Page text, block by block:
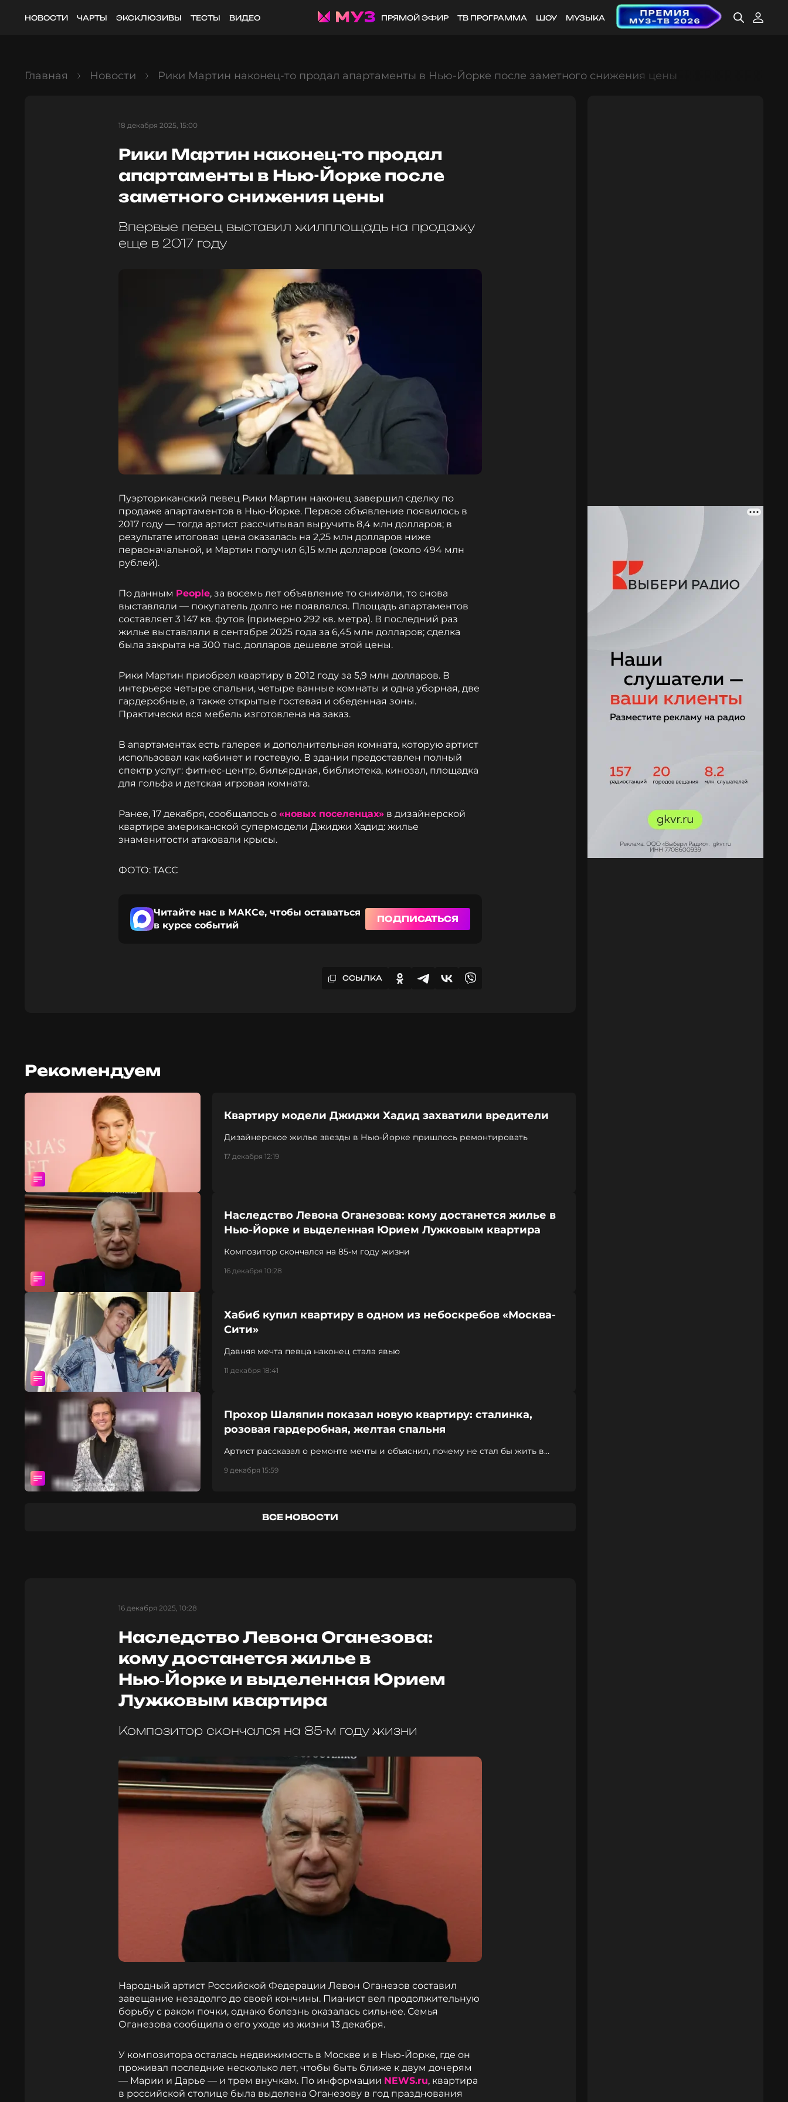
НОВОСТИ ЧАРТЫ ЭКСКЛЮЗИВЫ ТЕСТЫ ВИДЕО ПРЯМОЙ ЭФИР ТВ ПРОГРАММА ШОУ МУЗЫКА
Главная Новости Рики Мартин наконец-то продал апартаменты в Нью-Йорке после заметного снижения цены
18 декабря 2025, 15:00
Рики Мартин наконец-то продал
апартаменты в Нью-Йорке после
заметного снижения цены
Впервые певец выставил жилплощадь на продажу
еще в 2017 году
Пуэрториканский певец Рики Мартин наконец завершил сделку по
продаже апартаментов в Нью-Йорке. Первое объявление появилось в
2017 году — тогда артист рассчитывал выручить 8,4 млн долларов; в
результате итоговая цена оказалась на 2,25 млн долларов ниже
первоначальной, и Мартин получил 6,15 млн долларов (около 494 млн
рублей).
По данным People, за восемь лет объявление то снимали, то снова
выставляли — покупатель долго не появлялся. Площадь апартаментов
составляет 3 147 кв. футов (примерно 292 кв. метра). В последний раз
жилье выставляли в сентябре 2025 года за 6,45 млн долларов; сделка
была закрыта на 300 тыс. долларов дешевле этой цены.
Рики Мартин приобрел квартиру в 2012 году за 5,9 млн долларов. В
интерьере четыре спальни, четыре ванные комнаты и одна уборная, две
гардеробные, а также открытые гостевая и обеденная зоны.
Практически вся мебель изготовлена на заказ.
В апартаментах есть галерея и дополнительная комната, которую артист
использовал как кабинет и гостевую. В здании предоставлен полный
спектр услуг: фитнес-центр, бильярдная, библиотека, кинозал, площадка
для гольфа и детская игровая комната.
Ранее, 17 декабря, сообщалось о «новых поселенцах» в дизайнерской
квартире американской супермодели Джиджи Хадид: жилье
знаменитости атаковали крысы.
ФОТО: ТАСС
Читайте нас в МАКСе, чтобы оставаться
в курсе событий
ПОДПИСАТЬСЯ
ССЫЛКА
Рекомендуем
Квартиру модели Джиджи Хадид захватили вредители
Дизайнерское жилье звезды в Нью-Йорке пришлось ремонтировать
17 декабря 12:19
Наследство Левона Оганезова: кому достанется жилье в
Нью‑Йорке и выделенная Юрием Лужковым квартира
Композитор скончался на 85-м году жизни
16 декабря 10:28
Хабиб купил квартиру в одном из небоскребов «Москва-
Сити»
Давняя мечта певца наконец стала явью
11 декабря 18:41
Прохор Шаляпин показал новую квартиру: сталинка,
розовая гардеробная, желтая спальня
Артист рассказал о ремонте мечты и объяснил, почему не стал бы жить в
9 декабря 15:59
ВСЕ НОВОСТИ
16 декабря 2025, 10:28
Наследство Левона Оганезова:
кому достанется жилье в
Нью‑Йорке и выделенная Юрием
Лужковым квартира
Композитор скончался на 85-м году жизни
Народный артист Российской Федерации Левон Оганезов составил
завещание незадолго до своей кончины. Пианист вел продолжительную
борьбу с раком почки, однако болезнь оказалась сильнее. Семья
Оганезова сообщила о его уходе из жизни 13 декабря.
У композитора осталась недвижимость в Москве и в Нью-Йорке, где он
проживал последние несколько лет, чтобы быть ближе к двум дочерям
— Марии и Дарье — и трем внучкам. По информации NEWS.ru, квартира
в российской столице была выделена Оганезову в год празднования